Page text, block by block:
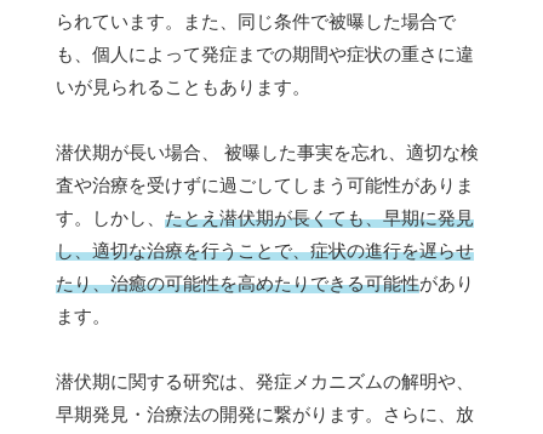
られています。また、同じ条件で被曝した場合で
も、個人によって発症までの期間や症状の重さに違
いが見られることもあります。
潜伏期が長い場合、 被曝した事実を忘れ、適切な検
査や治療を受けずに過ごしてしまう可能性がありま
す。しかし、 たとえ潜伏期が長くても、早期に発見
し、適切な治療を行うことで、症状の進行を遅らせ
たり、治癒の可能性を高めたりできる可能性があり
ます。
潜伏期に関する研究は、発症メカニズムの解明や、
早期発見・治療法の開発に繋がります。さらに、放